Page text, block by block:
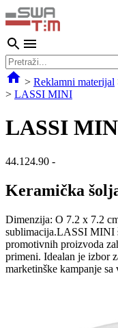
> Reklamni materijal
> LASSI MINI
LASSI
44.124.90 -
Keramička
Dimenzija: O 7.2 x 7.2
sublimacija.LASSI MINI
promotivnih proizvoda
primeni. Idealan je izbor
marketinške kampanje